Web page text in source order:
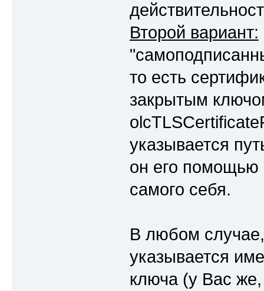
Второй вариант:
то есть
закрытым
указывается
он его помощью
самого себя.
В любом
указывается
ключа (у Вас